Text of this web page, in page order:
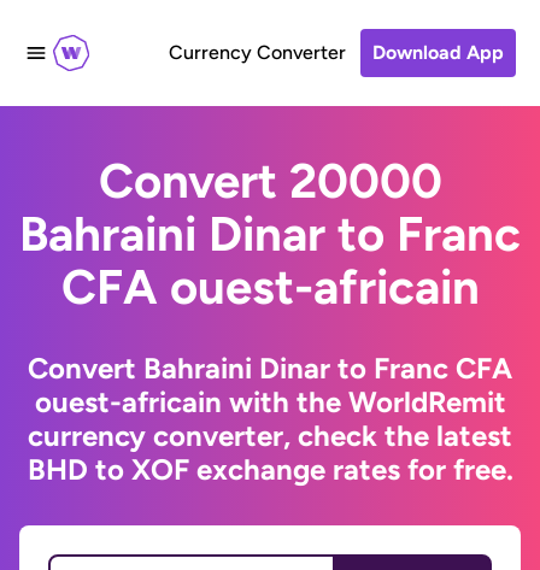
Currency Converter Download App
Convert 20000
Bahraini Dinar to Franc
CFA ouest-africain
Convert Bahraini Dinar to Franc CFA
ouest-africain with the WorldRemit
currency converter, check the latest
BHD to XOF exchange rates for free.